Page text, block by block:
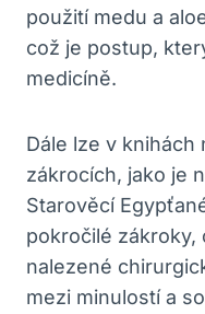
použití medu a
což je postup,
medicíně.
Dále lze v
zákrocích, jako je
Starověcí
pokročilé zákroky,
nalezené
mezi minulostí a